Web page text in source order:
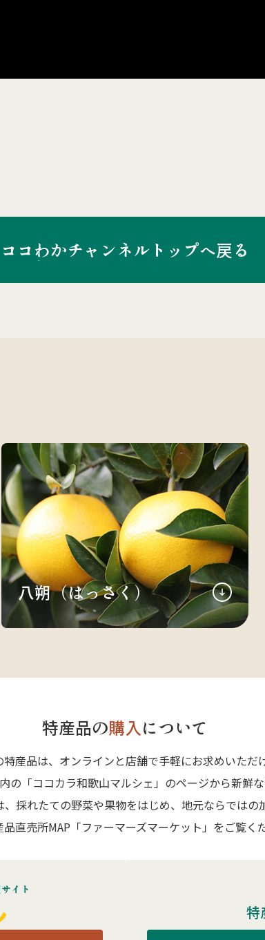
ココわかチャンネルトップへ戻る
八朔（はっさく）
特産品の購入について
産品は、オンラインと店舗で手軽にお求めいただ
の「ココカラ和歌山マルシェ」のページから新鮮な
採れたての野菜や果物をはじめ、地元ならではの
直売所MAP「ファーマーズマーケット」をご覧く
イト
特